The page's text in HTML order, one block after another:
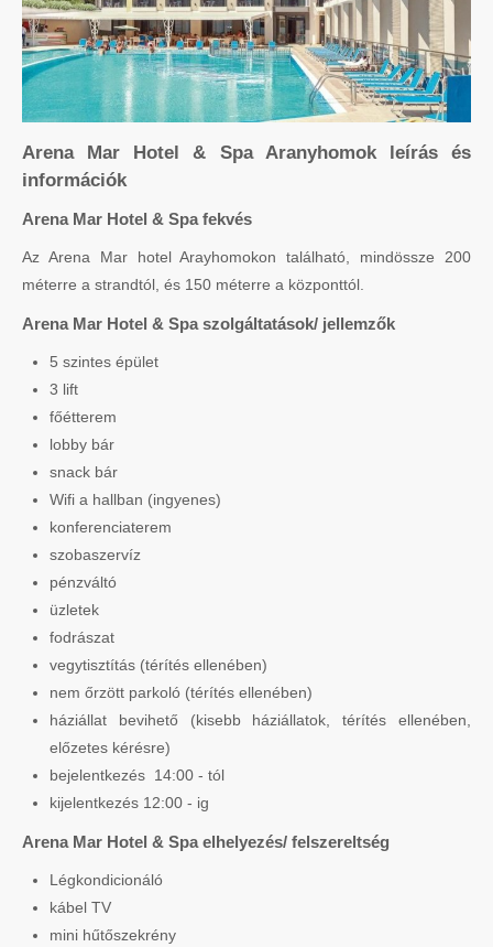
Arena Mar Hotel & Spa Aranyhomok leírás és
információk
Arena Mar Hotel & Spa fekvés
Az Arena Mar hotel Arayhomokon található, mindössze 200
méterre a strandtól, és 150 méterre a központtól.
Arena Mar Hotel & Spa szolgáltatások/ jellemzők
5 szintes épület
3 lift
főétterem
lobby bár
snack bár
Wifi a hallban (ingyenes)
konferenciaterem
szobaszervíz
pénzváltó
üzletek
fodrászat
vegytisztítás (térítés ellenében)
nem őrzött parkoló (térítés ellenében)
háziállat bevihető (kisebb háziállatok, térítés ellenében,
előzetes kérésre)
bejelentkezés 14:00 - tól
kijelentkezés 12:00 - ig
Arena Mar Hotel & Spa elhelyezés/ felszereltség
Légkondicionáló
kábel TV
mini hűtőszekrény